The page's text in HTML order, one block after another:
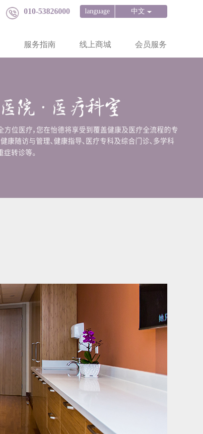
language 中文
010-53826000
服务指南 线上商城 会员服务